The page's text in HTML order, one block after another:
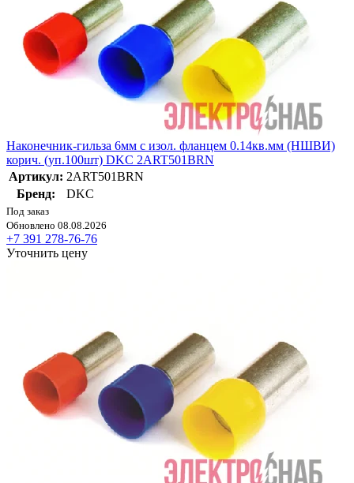
Наконечник-гильза 6мм с изол. фланцем 0.14кв.мм (НШВИ)
корич. (уп.100шт) DKC 2ART501BRN
Артикул: 2ART501BRN
Бренд:
DKC
Под заказ
Обновлено 08.08.2026
+7 391 278-76-76
Уточнить цену